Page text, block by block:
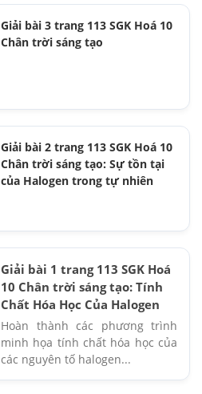
Giải bài 3 trang 113 SGK Hoá 10
Chân trời sáng tạo
Giải bài 2 trang 113 SGK Hoá 10
Chân trời sáng tạo: Sự tồn tại
của Halogen trong tự nhiên
Giải bài 1 trang 113 SGK Hoá
10 Chân trời sáng tạo: Tính
Chất Hóa Học Của Halogen
Hoàn thành các phương trình
minh họa tính chất hóa học của
các nguyên tố halogen...